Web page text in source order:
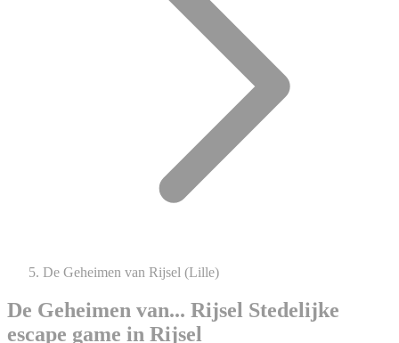
De Geheimen van Rijsel (Lille)
De Geheimen van... Rijsel Stedelijke
escape game in Rijsel